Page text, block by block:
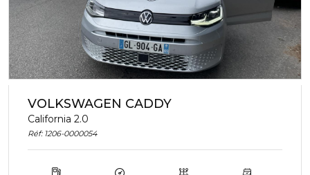
VOLKSWAGEN CADDY
California 2.0
Réf: 1206-0000054